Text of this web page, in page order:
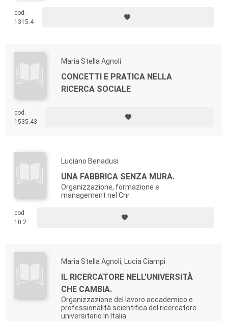
cod.
1315.4
Maria Stella Agnoli
CONCETTI E PRATICA NELLA
RICERCA SOCIALE
cod.
1535.43
Luciano Benadusi
UNA FABBRICA SENZA MURA.
Organizzazione, formazione e
management nel Cnr
cod.
10.2
Maria Stella Agnoli, Lucia Ciampi
IL RICERCATORE NELL'UNIVERSITÀ
CHE CAMBIA.
Organizzazione del lavoro accademico e
professionalità scientifica del ricercatore
universitario in Italia